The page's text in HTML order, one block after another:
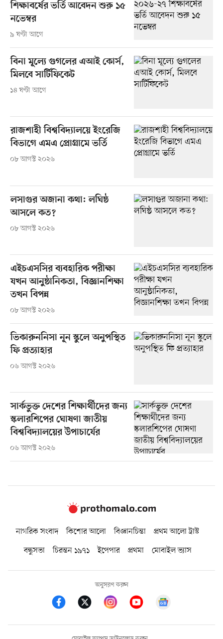
শিক্ষাবর্ষের ভর্তি আবেদন শুরু ১৫
নভেম্বর
৯ ঘণ্টা আগে
বিনা মূল্যে গুগলের এআই কোর্স,
মিলবে সার্টিফিকেট
১৪ ঘণ্টা আগে
রাজশাহী বিশ্ববিদ্যালয়ে ইংরেজি
বিভাগে এমএ প্রোগ্রামে ভর্তি
০৮ আগস্ট ২০২৬
লসাগুর অজানা কথা: লঘিষ্ঠ
আসলে কত?
০৮ আগস্ট ২০২৬
এইচএসসির ব্যবহারিক পরীক্ষা
যখন আনুষ্ঠানিকতা, বিজ্ঞানশিক্ষা
তখন বিপন্ন
০৮ আগস্ট ২০২৬
ভিকারুননিসা নূন স্কুলে অনুপস্থিত
ফি প্রত্যাহার
০৬ আগস্ট ২০২৬
সার্কভুক্ত দেশের শিক্ষার্থীদের জন্য
স্কলারশিপের ঘোষণা জাতীয়
বিশ্ববিদ্যালয়ের উপাচার্যের
০৬ আগস্ট ২০২৬
নাগরিক সংবাদ কিশোর আলো বিজ্ঞানচিন্তা
প্রথম আলো ট্রাস্ট
বন্ধুসভা
চিরন্তন ১৯৭১ ইপেপার প্রথমা মোবাইল ভ্যাস
অনুসরণ করুন